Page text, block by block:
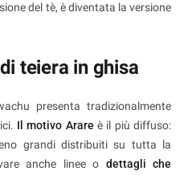
del tè, è diventata la versione
teiera in ghisa
presenta tradizionalmente
Il motivo Arare è il più diffuso:
grandi distribuiti su tutta la
anche linee o dettagli che